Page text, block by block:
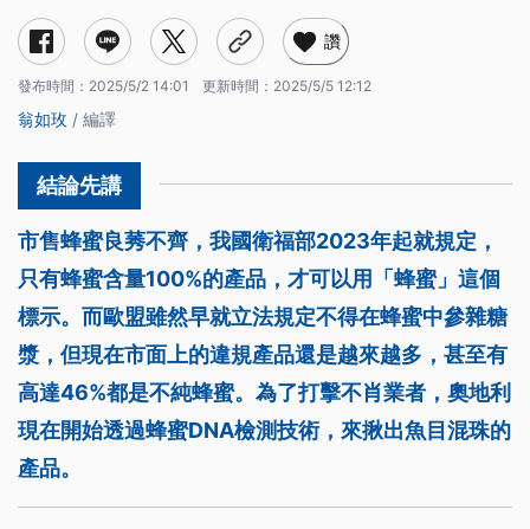
讚
發布時間： 2025/5/2 14:01 更新時間： 2025/5/5 12:12
翁如玫 / 編譯
市售蜂蜜良莠不齊，我國衛福部2023年起就規定，
只有蜂蜜含量100%的產品，才可以用「蜂蜜」這個
標示。而歐盟雖然早就立法規定不得在蜂蜜中參雜糖
漿，但現在市面上的違規產品還是越來越多，甚至有
高達46%都是不純蜂蜜。為了打擊不肖業者，奧地利
現在開始透過蜂蜜DNA檢測技術，來揪出魚目混珠的
產品。